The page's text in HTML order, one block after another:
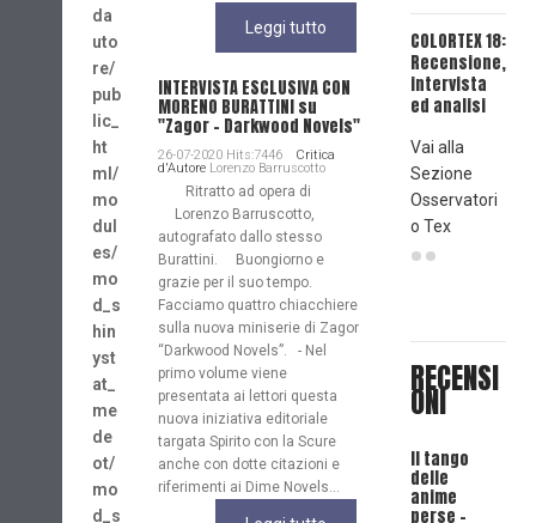
Leggi tutto
INTERVISTA ESCLUSIVA CON
MORENO BURATTINI su
"Zagor - Darkwood Novels"
26-07-2020 Hits:7446
Critica
d'AutoreLorenzo Barruscotto
Ritratto ad opera di
Lorenzo Barruscotto,
autografato dallo stesso
Burattini. Buongiorno e
grazie per il suo tempo.
Facciamo quattro chiacchiere
sulla nuova miniserie di Zagor
“Darkwood Novels”. - Nel
primo volume viene
presentata ai lettori questa
nuova iniziativa editoriale
targata Spirito con la Scure
anche con dotte citazioni e
riferimenti ai Dime Novels...
COLORTEX 18:
Recensione,
intervista
ed analisi
Vai alla
Sezione
Osservatori
o Tex
RECENSI
ONI
Il tango
delle
anime
perse -
da
uto
re/
pub
lic_
ht
ml/
mo
dul
es/
mo
d_s
hin
yst
at_
me
de
ot/
mo
d_s